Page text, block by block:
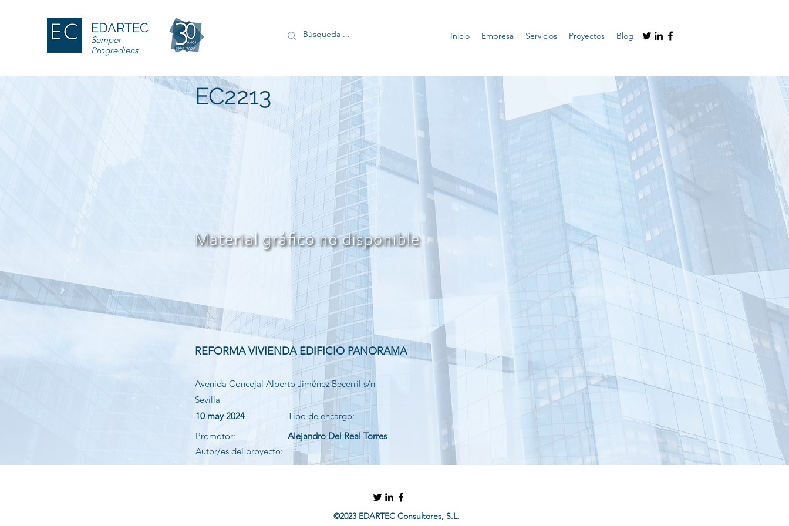
EDARTEC
Semper
Progrediens
Inicio Empresa Servicios Proyectos Blog
EC2213
REFORMA VIVIENDA EDIFICIO PANORAMA
Avenida Concejal Alberto Jiménez Becerril s/n
Sevilla
10 may 2024
Promotor:
Autor/es del proyecto:
Tipo de encargo:
Alejandro Del Real Torres
©2023 EDARTEC Consultores, S.L.